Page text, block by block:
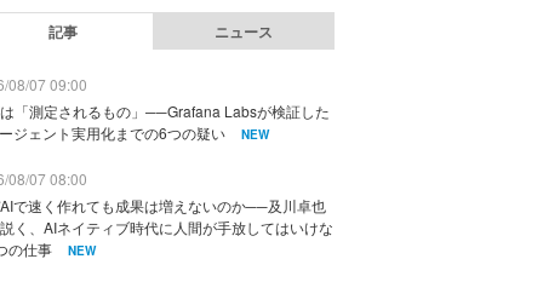
記事 ニュース
08/07 09:00
「測定されるもの」──Grafana Labsが検証した
ジェント実用化までの6つの疑い
NEW
08/07 08:00
で速く作れても成果は増えないのか──及川卓也
く、AIネイティブ時代に人間が手放してはいけな
の仕事
NEW